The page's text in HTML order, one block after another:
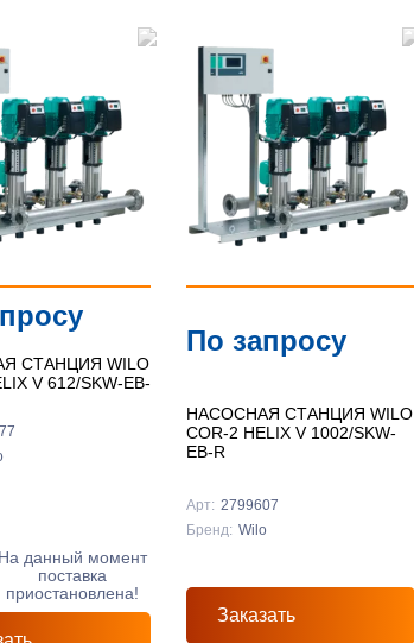
СТАНЦИЯ WILO
V 612/SKW-EB-
На данный момент
поставка
приостановлена!
По запросу
НАСОСНАЯ СТАНЦИЯ WILO
COR-2 HELIX V 1002/SKW-
EB-R
Арт: 2799607
Бренд: Wilo
Заказать